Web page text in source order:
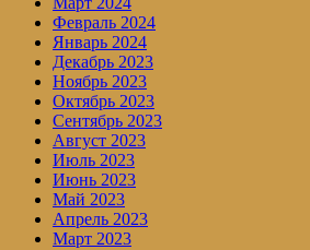
Февраль 2024
Январь 2024
Декабрь 2023
Ноябрь 2023
Октябрь 2023
Сентябрь 2023
Август 2023
Июль 2023
Июнь 2023
Май 2023
Апрель 2023
Март 2023